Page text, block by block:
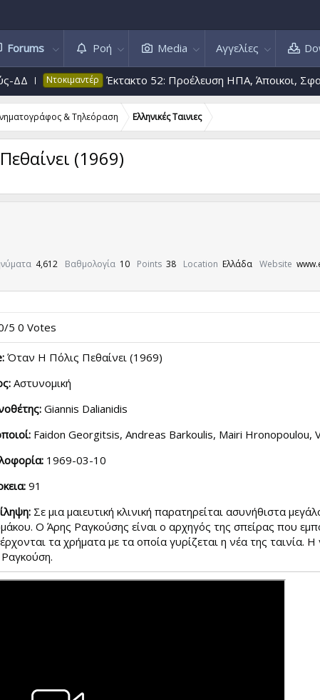
Forums Ροή Media Αγγελίες
Ντοκιμαντέρ Έκτακτο 52: Προέλευση ΗΠΑ, Άποικοι, Σφαγή
& Τηλεόραση Ελληνικές Ταινιες
(1969)
4,612 Βαθμολογία 10 Points 38 Location Ελλάδα Website
5 0 Votes
Όταν Η Πόλις Πεθαίνει (1969)
Αστυνομική
Giannis Dalianidis
Faidon Georgitsis, Andreas Barkoulis, Mairi Hronopoulou,
1969-03-10
91
Σε μια μαιευτική κλινική παρατηρείται ασυνήθιστα
Ο Άρης Ραγκούσης είναι ο αρχηγός της σπείρας που
τα χρήματα με τα οποία γυρίζεται η νέα της